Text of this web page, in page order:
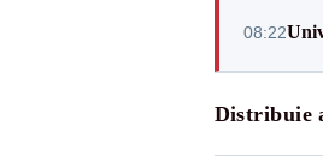
08:22
Distribuie